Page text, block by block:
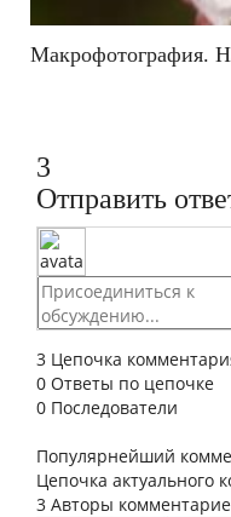
Макрофотография.
3
Отправить
3 Цепочка
0 Ответы по цепочке
0 Последователи
Популярнейший
Цепочка актуального
3 Авторы